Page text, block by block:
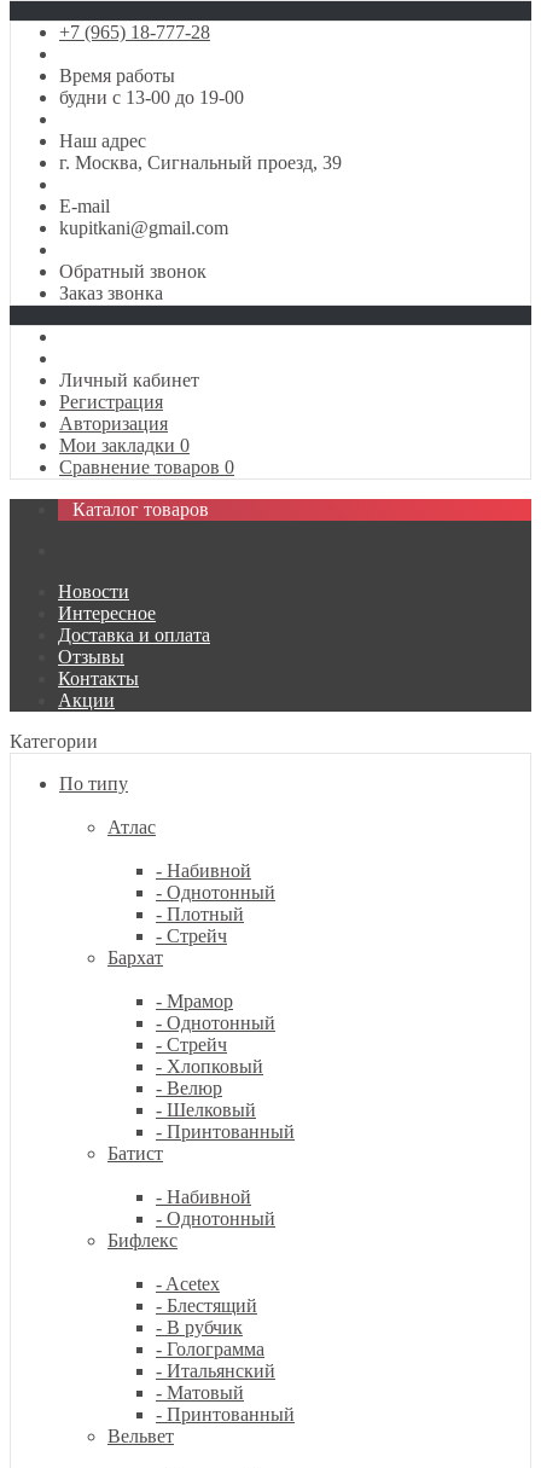
+7 (965) 18-777-28
Время работы
будни с 13-00 до 19-00
Наш адрес
г. Москва, Сигнальный проезд, 39
E-mail
kupitkani@gmail.com
Обратный звонок
Заказ звонка
Личный кабинет
Регистрация
Авторизация
Мои закладки 0
Сравнение товаров 0
Каталог товаров
Новости
Интересное
Доставка и оплата
Отзывы
Контакты
Акции
Категории
По типу
Атлас
- Набивной
- Однотонный
- Плотный
- Стрейч
Бархат
- Мрамор
- Однотонный
- Стрейч
- Хлопковый
- Велюр
- Шелковый
- Принтованный
Батист
- Набивной
- Однотонный
Бифлекс
- Acetex
- Блестящий
- В рубчик
- Голограмма
- Итальянский
- Матовый
- Принтованный
Вельвет